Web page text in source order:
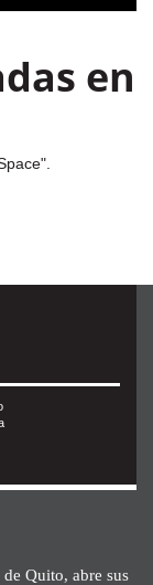
en
Quito, abre sus